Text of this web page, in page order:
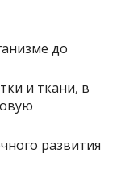
до
и ткани, в
развития